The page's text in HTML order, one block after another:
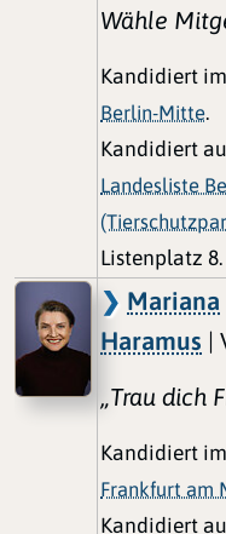
Wähle
Kandidiert
Berlin-Mitte.
Kandidiert
Landesliste
Listenplatz 8.
Mariana
Haramus |
„Trau dich
Kandidiert
Frankfurt am
Kandidiert